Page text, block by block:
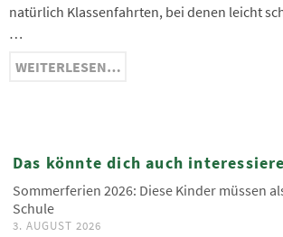
natürlich Klassenfahrten, bei denen leicht
…
WEITERLESEN…
Das könnte dich auch
Sommerferien 2026: Diese Kinder müssen
Schule
3. AUGUST 2026